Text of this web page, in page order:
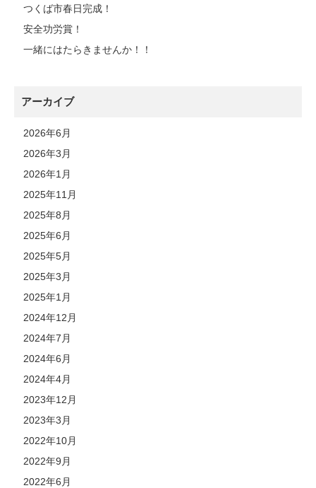
つくば市春日完成！
安全功労賞！
一緒にはたらきませんか！！
アーカイブ
2026年6月
2026年3月
2026年1月
2025年11月
2025年8月
2025年6月
2025年5月
2025年3月
2025年1月
2024年12月
2024年7月
2024年6月
2024年4月
2023年12月
2023年3月
2022年10月
2022年9月
2022年6月